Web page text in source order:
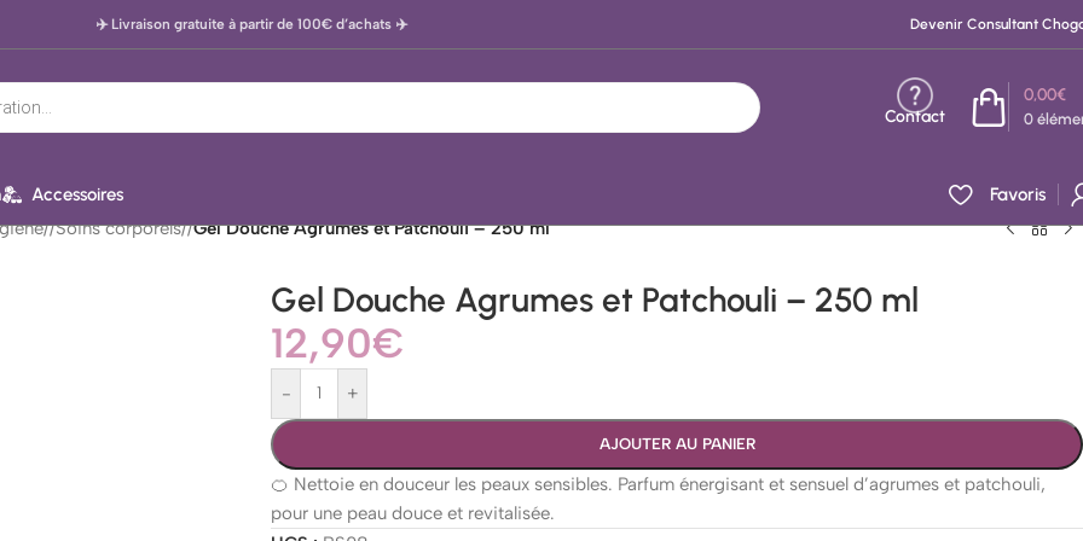
✈️ Livraison gratuite à partir de 100€ d’achats ✈️ Devenir Consultant
Contact 0
0,00€
Accessoires
Favoris
/ Soins corporels/ Gel Douche Agrumes et Patchouli – 250 ml
Gel Douche Agrumes et Patchouli – 250 ml
12,90€
- +
AJOUTER AU PANIER
🍊 Nettoie en douceur les peaux sensibles. Parfum énergisant et sensuel d’agrumes et patchouli,
pour une peau douce et revitalisée.